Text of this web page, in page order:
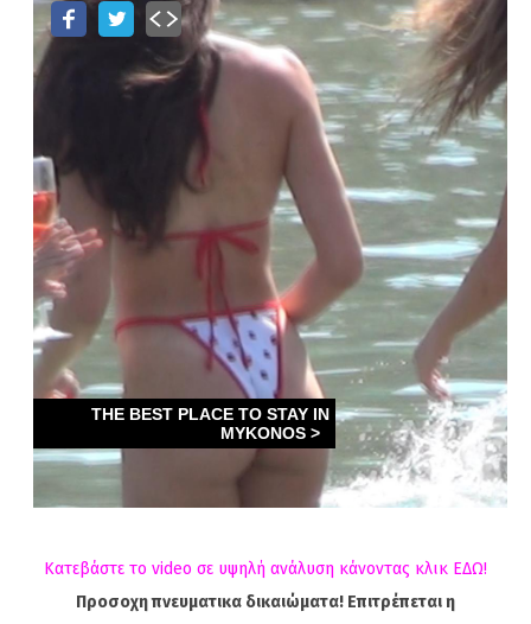
Κατεβάστε το video σε υψηλή ανάλυση κάνοντας κλικ ΕΔΩ!
Προσοχη πνευματικα δικαιώματα! Επιτρέπεται η